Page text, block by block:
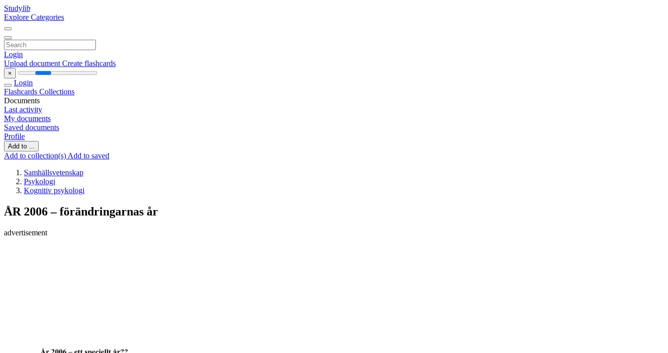
Studylib
Explore Categories
Login
Upload document Create flashcards
×
Login
Flashcards Collections
Documents
Last activity
My documents
Saved documents
Profile
Add to ...
Add to collection(s) Add to saved
Samhällsvetenskap
Psykologi
Kognitiv psykologi
ÅR 2006 – förändringarnas år
advertisement